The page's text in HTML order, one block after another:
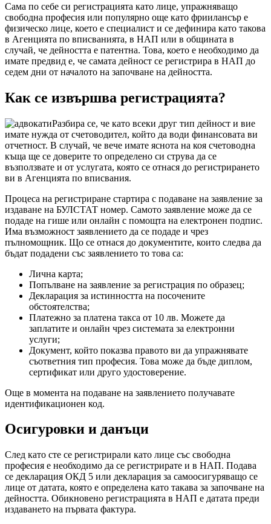
Сама по себе си регистрацията като лице, упражняващо
свободна професия или популярно още като фриилансър е
физическо лице, което е специалист и се дефинира като такова
в Агенцията по вписванията, в НАП или в общината в
случай, че дейността е патентна. Това, което е необходимо да
имате предвид е, че самата дейност се регистрира в НАП до
седем дни от началото на започване на дейността.
Как се извършва регистрацията?
Разбира се, че като всеки друг тип дейност и вие
имате нужда от счетоводител, който да води финансовата ви
отчетност. В случай, че вече имате яснота на коя счетоводна
къща ще се доверите то определено си струва да се
възползвате и от услугата, която се отнася до регистрирането
ви в Агенцията по вписвания.
Процеса на регистриране стартира с подаване на заявление за
издаване на БУЛСТАТ номер. Самото заявление може да се
подаде на гише или онлайн с помощта на електронен подпис.
Има възможност заявлението да се подаде и чрез
пълномощник. Що се отнася до документите, които следва да
бъдат подадени със заявлението то това са:
Лична карта;
Попълване на заявление за регистрация по образец;
Декларация за истинността на посочените
обстоятелства;
Платежно за платена такса от 10 лв. Можете да
заплатите и онлайн чрез системата за електронни
услуги;
Документ, който показва правото ви да упражнявате
съответния тип професия. Това може да бъде диплом,
сертификат или друго удостоверение.
Още в момента на подаване на заявлението получавате
идентификационен код.
Осигуровки и данъци
След като сте се регистрирали като лице със свободна
професия е необходимо да се регистрирате и в НАП. Подава
се декларация ОКД 5 или декларация за самоосигуряващо се
лице от датата, която е определена като такава за започване на
дейността. Обикновено регистрацията в НАП е датата преди
издаването на първата фактура.